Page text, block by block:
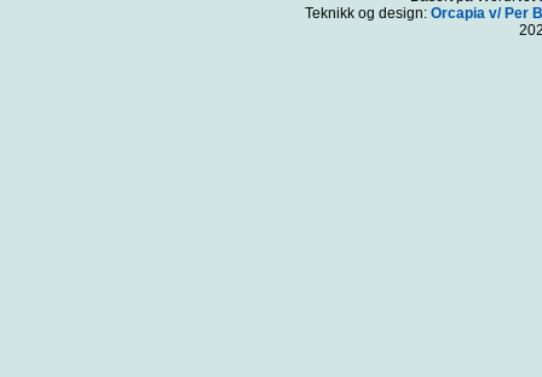
Teknikk og design: Orcapia v/ Per